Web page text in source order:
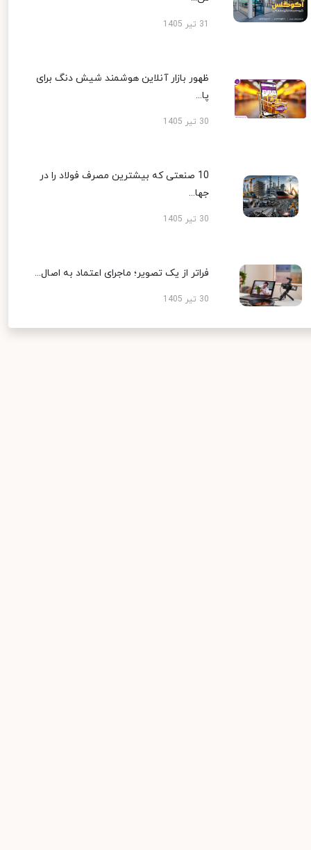
ظهور بازار آنلاین هوشمند شیش دنگ برای
پا...
30 تیر 1405
10 صنعتی که بیشترین مصرف فولاد را در
جها...
30 تیر 1405
فراتر از یک تصویر؛ ماجرای اعتماد به اصال...
30 تیر 1405